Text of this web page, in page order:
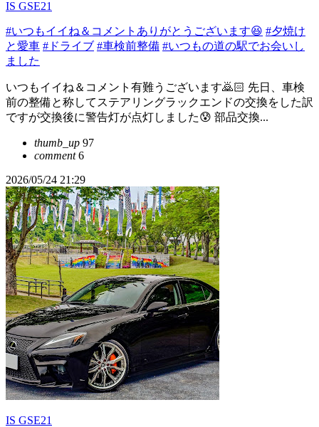
IS GSE21
#いつもイイね＆コメントありがとうございます😆 #夕焼け
と愛車 #ドライブ #車検前整備 #いつもの道の駅でお会いし
ました
いつもイイね＆コメント有難うございます🙇🏻 先日、車検
前の整備と称してステアリングラックエンドの交換をした訳
ですが交換後に警告灯が点灯しました😰 部品交換...
thumb_up 97
comment6
2026/05/24 21:29
IS GSE21